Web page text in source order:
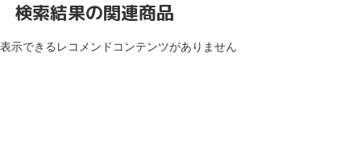
検索結果の関連商品
表示できるレコメンドコンテンツがありません